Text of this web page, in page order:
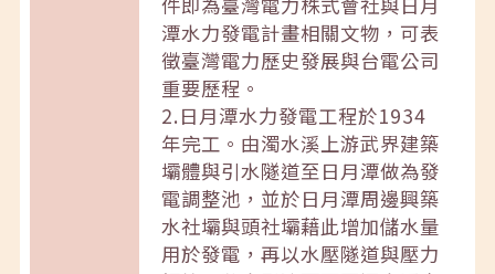
潭水力發電計畫相關文物，可表
徵臺灣電力歷史發展與台電公司
重要歷程。
2.日月潭水力發電工程於1934
年完工。由濁水溪上游武界建築
壩體與引水隧道至日月潭做為發
電調整池，並於日月潭周邊興築
水社壩與頭社壩藉此增加儲水量
用於發電，再以水壓隧道與壓力